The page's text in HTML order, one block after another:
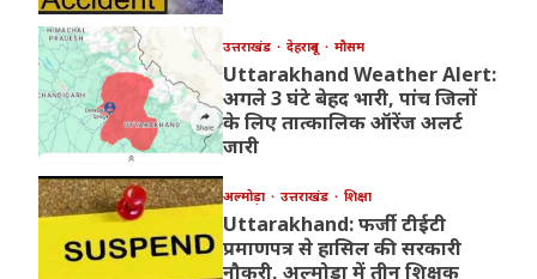
उत्तराखंड देहरादून मौसम
Uttarakhand Weather Alert:
अगले 3 घंटे बेहद भारी, पांच जिलों
के लिए तात्कालिक ऑरेंज अलर्ट
जारी
अल्मोड़ा उत्तराखंड शिक्षा
Uttarakhand: फर्जी टीईटी
प्रमाणपत्र से हासिल की सरकारी
नौकरी, अल्मोड़ा में तीन शिक्षक